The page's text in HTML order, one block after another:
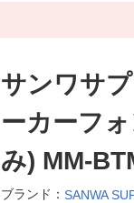
サンワサ
ーカーフ
み) MM-
ブランド： SANWA